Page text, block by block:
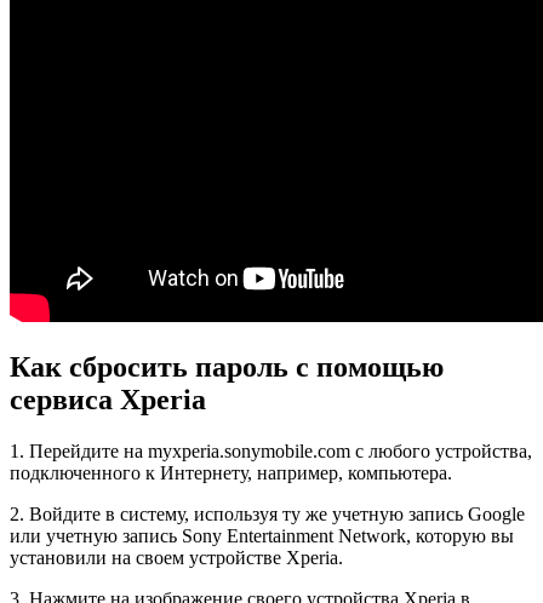
Как сбросить пароль с помощью
сервиса Xperia
1. Перейдите на myxperia.sonymobile.com с любого устройства,
подключенного к Интернету, например, компьютера.
2. Войдите в систему, используя ту же учетную запись Google
или учетную запись Sony Entertainment Network, которую вы
установили на своем устройстве Xperia.
3. Нажмите на изображение своего устройства Xperia в